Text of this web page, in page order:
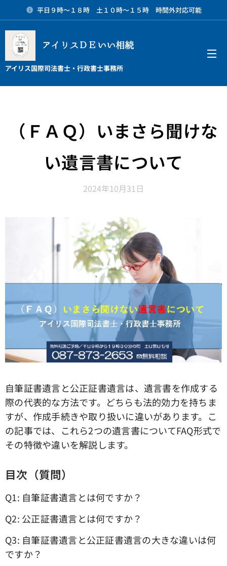
平日９時～１８時 土１０時～１５時 時間外対応可能
アイリスＤＥいい相続
アイリス国際司法書士・行政書士事務所
（ＦＡＱ）いまさら聞けな
い遺言書について
2024年10月31日
自筆証書遺言と公正証書遺言は、遺言書を作成する
際の代表的な方法です。どちらも法的効力を持ちま
すが、作成手続きや取り扱いに違いがあります。こ
の記事では、これら2つの遺言書についてFAQ形式で
その特徴や違いを解説します。
目次（質問）
Q1: 自筆証書遺言とは何ですか？
Q2: 公正証書遺言とは何ですか？
Q3: 自筆証書遺言と公正証書遺言の大きな違いは何
ですか？